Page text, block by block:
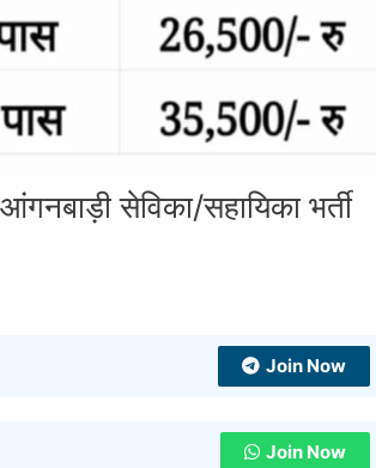
सेविका/सहायिका भर्ती
Join Now
Join Now